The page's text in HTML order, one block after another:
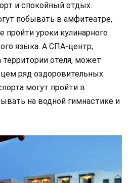
и спокойный отдых.
побывать в амфитеатре,
пройти уроки кулинарного
языка. А СПА-центр,
территории отеля, может
ряд оздоровительных
могут пройти в
на водной гимнастике и